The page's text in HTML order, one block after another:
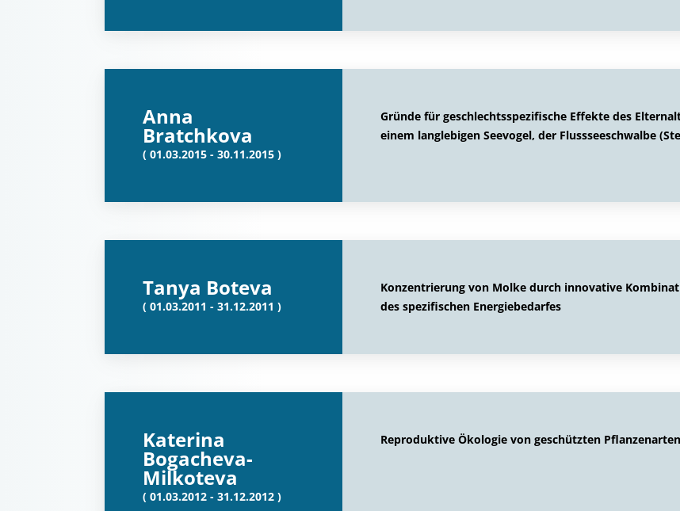
Anna
Bratchkova
( 01.03.2015 - 30.11.2015 )
Gründe für geschlechtsspezifische Effekte des
einem langlebigen Seevogel, der Flussseeschwalbe
Tanya Boteva
( 01.03.2011 - 31.12.2011 )
Konzentrierung von Molke durch innovative
des spezifischen Energiebedarfes
Katerina
Bogacheva-
Milkoteva
( 01.03.2012 - 31.12.2012 )
Reproduktive Ökologie von geschützten Pflanzenarten